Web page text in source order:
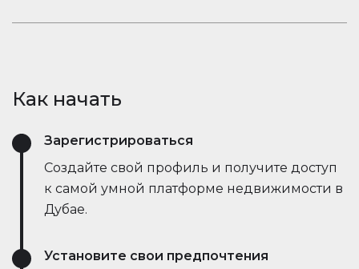
делая сделки быстрее и эффективнее, чем
приложениями. Задавайте вопросы, делитесь
режиме реального времени — всё в одном
месте.
Как начать
Зарегистрироваться
Создайте свой профиль и получите доступ
к самой умной платформе недвижимости в
Дубае.
Установите свои предпочтения